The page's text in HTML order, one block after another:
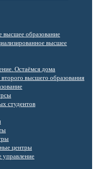
высшее образование
высшее
Остаёмся дома
высшего образования
студентов
центры
управление